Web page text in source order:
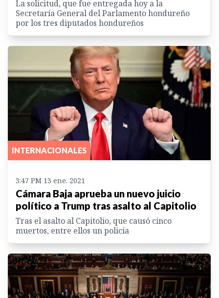
La solicitud, que fue entregada hoy a la
Secretaría General del Parlamento hondureño
por los tres diputados hondureños
INTERNACIONALES
3:47 PM 13 ene. 2021
Cámara Baja aprueba un nuevo juicio
político a Trump tras asalto al Capitolio
Tras el asalto al Capitolio, que causó cinco
muertos, entre ellos un policía